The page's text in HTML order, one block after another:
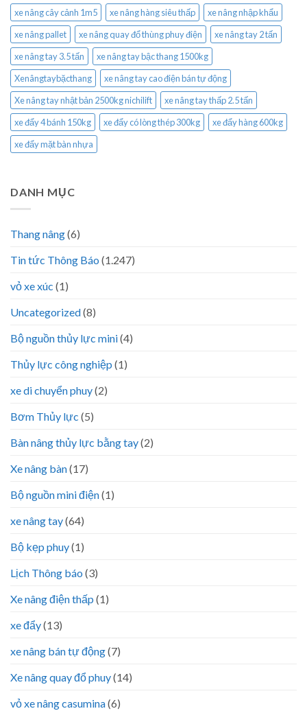
xe nâng cây cảnh 1m5 xe nâng hàng siêu thấp
xe nâng nhập khẩu
xe nâng pallet
xe nâng quay đổ thùng phuy điện
xe nâng tay 2 tấn
xe nâng tay 3.5 tấn
xe nâng tay bậc thang 1500kg
Xenângtaybặcthang
xe nâng tay cao điện bán tự động
Xe nâng tay nhật bản 2500kg nichilift
xe nâng tay thấp 2.5 tấn
xe đẩy 4 bánh 150kg
xe đẩy có lòng thép 300kg
xe đẩy hàng 600kg
xe đẩy mặt bàn nhựa
DANH MỤC
Thang nâng(6)
Tin tức Thông Báo (1.247)
vỏ xe xúc (1)
Uncategorized(8)
Bộ nguồn thủy lực mini(4)
Thủy lực công nghiệp (1)
xe di chuyển phuy(2)
Bơm Thủy lực (5)
Bàn nâng thủy lực bằng tay(2)
Xe nâng bàn(17)
Bộ nguồn mini điện(1)
xe nâng tay(64)
Bộ kẹp phuy(1)
Lịch Thông báo (3)
Xe nâng điện thấp (1)
xe đẩy(13)
xe nâng bán tự động(7)
Xe nâng quay đổ phuy(14)
vỏ xe nâng casumina(6)